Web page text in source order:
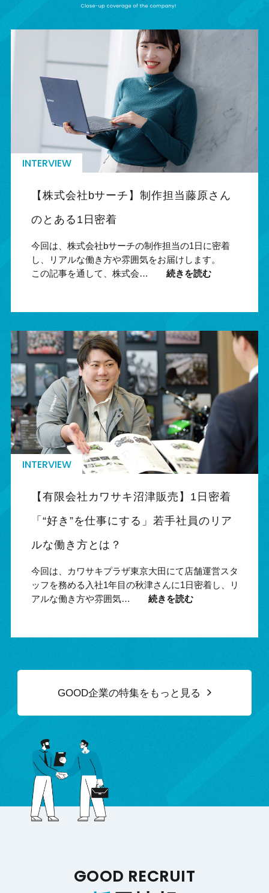
INTERVIEW
【株式会社bサーチ】制作担当藤原さん
のとある1日密着
今回は、株式会社bサーチの制作担当の1日に密着
し、リアルな働き方や雰囲気をお届けします。
この記事を通して、株式会… 続きを読む
INTERVIEW
【有限会社カワサキ沼津販売】1日密着
「“好き”を仕事にする」若手社員のリア
ルな働き方とは？
今回は、カワサキプラザ東京大田にて店舗運営スタ
ッフを務める入社1年目の秋津さんに1日密着し、リ
アルな働き方や雰囲気… 続きを読む
GOOD企業の特集をもっと見る
GOOD RECRUIT